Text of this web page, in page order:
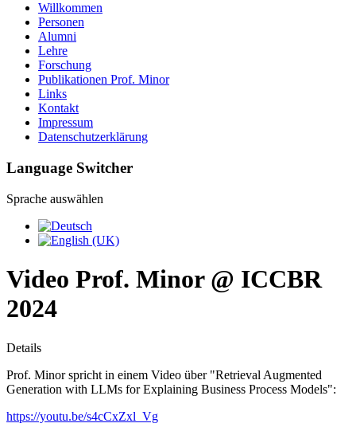
Willkommen
Personen
Alumni
Lehre
Forschung
Publikationen Prof. Minor
Links
Kontakt
Impressum
Datenschutzerklärung
Language Switcher
Sprache auswählen
Video Prof. Minor @ ICCBR
2024
Details
Prof. Minor spricht in einem Video über "Retrieval Augmented
Generation with LLMs for Explaining Business Process Models":
https://youtu.be/s4cCxZxl_Vg